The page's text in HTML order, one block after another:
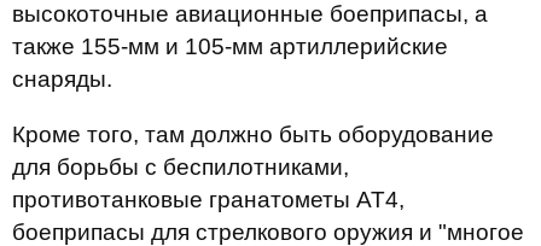
высокоточные авиационные боеприпасы, а
также 155-мм и 105-мм артиллерийские
снаряды.
Кроме того, там должно быть оборудование
для борьбы с беспилотниками,
противотанковые гранатометы AT4,
боеприпасы для стрелкового оружия и "многое